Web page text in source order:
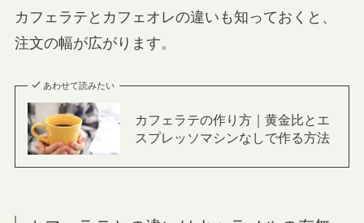
カフェラテとカフェオレの違いも知っておくと、
注文の幅が広がります。
あわせて読みたい
カフェラテの作り方｜黄金比とエ
スプレッソマシンなしで作る方法